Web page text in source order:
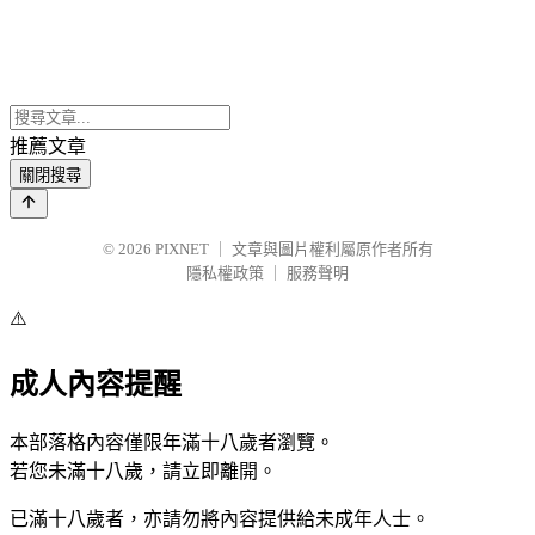
推薦文章
關閉搜尋
© 2026 PIXNET
文章與圖片權利屬原作者所有
隱私權政策
服務聲明
⚠️
成人內容提醒
本部落格內容僅限年滿十八歲者瀏覽。
若您未滿十八歲，請立即離開。
已滿十八歲者，亦請勿將內容提供給未成年人士。